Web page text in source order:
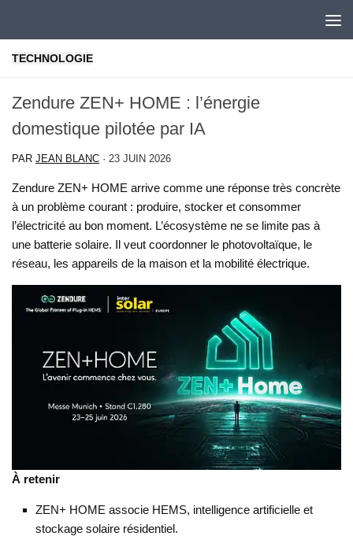
TECHNOLOGIE
Zendure ZEN+ HOME : l’énergie
domestique pilotée par IA
PAR JEAN BLANC · 23 JUIN 2026
Zendure ZEN+ HOME arrive comme une réponse très concrète
à un problème courant : produire, stocker et consommer
l’électricité au bon moment. L’écosystème ne se limite pas à
une batterie solaire. Il veut coordonner le photovoltaïque, le
réseau, les appareils de la maison et la mobilité électrique.
À retenir
ZEN+ HOME associe HEMS, intelligence artificielle et
stockage solaire résidentiel.